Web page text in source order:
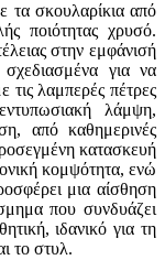
τα σκουλαρίκια από
ποιότητας χρυσό.
στην εμφάνισή
για να
τις λαμπερές πέτρες
λάμψη,
από καθημερινές
κατασκευή
κομψότητα, ενώ
μια αίσθηση
που συνδυάζει
ιδανικό για τη
το στυλ.